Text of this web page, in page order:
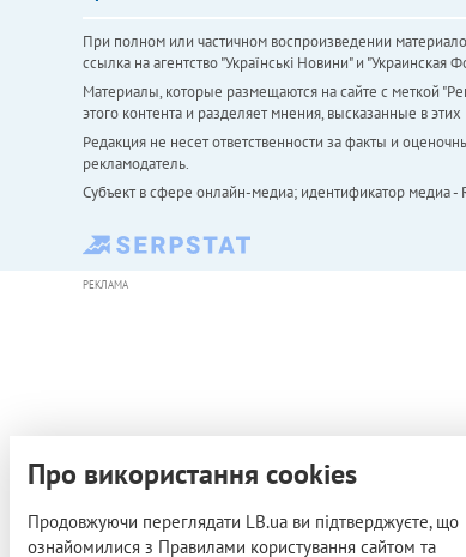
При полном или частичном воспроизведении
ссылка на агентство "Українськi Новини" и "Украинская
Материалы, которые размещаются на сайте с меткой
этого контента и разделяет мнения, высказанные в
Редакция не несет ответственности за факты и
рекламодатель.
Субъект в сфере онлайн-медиа; идентификатор медиа -
РЕКЛАМА
Про використання cookies
Продовжуючи переглядати LB.ua ви підтверджуєте, що
ознайомилися з Правилами користування сайтом та